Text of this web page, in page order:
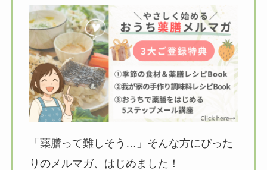
「薬膳って難しそう…」そんな方にぴった
りのメルマガ、はじめました！